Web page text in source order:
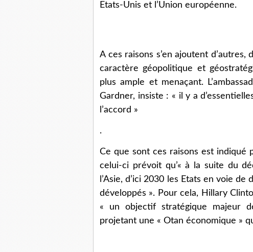
Etats-Unis et l’Union européenne.
A ces raisons s’en ajoutent
caractère géopolitique et
plus ample et menaçant.
Gardner, insiste : « il y a
l’accord »
.
Ce que sont ces raisons est indiqué
celui-ci prévoit qu’« à la suite du
l’Asie, d’ici 2030 les Etats en voie
développés ». Pour cela, Hillary
« un objectif stratégique majeur
projetant une « Otan économique »